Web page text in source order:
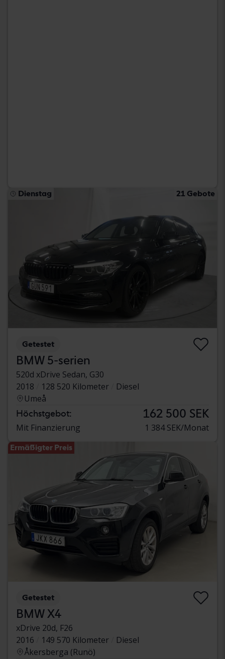
Dienstag 21 Gebote
Getestet
BMW 5-serien
520d xDrive Sedan, G30
2018
128 520 Kilometer
Diesel
Umeå
Höchstgebot: 162 500 SEK
Mit Finanzierung 1 384 SEK/Monat
Ermäßigter Preis
Getestet
BMW X4
xDrive 20d, F26
2016
149 570 Kilometer
Diesel
Åkersberga (Runö)